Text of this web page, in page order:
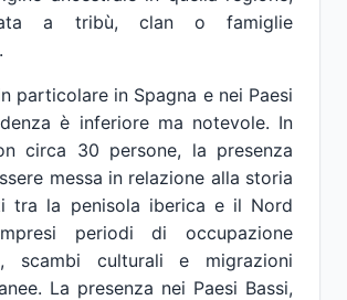
a tribù, clan o famiglie
particolare in Spagna e nei Paesi
è inferiore ma notevole. In
circa 30 persone, la presenza
messa in relazione alla storia
tra la penisola iberica e il Nord
periodi di occupazione
scambi culturali e migrazioni
La presenza nei Paesi Bassi,